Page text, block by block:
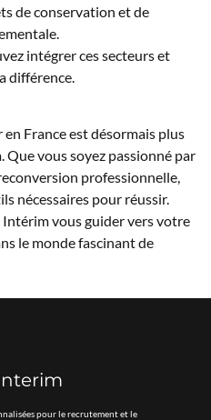
de conservation et de
intégrer ces secteurs et
différence.
France est désormais plus
Que vous soyez passionné par
professionnelle,
nécessaires pour réussir.
Intérim vous guider vers votre
le monde fascinant de
pour le recrutement et le